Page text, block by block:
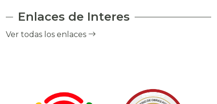
el cobro de peaje a través del debito
usuario.
Enlaces de Interes
Ver todas los enlaces